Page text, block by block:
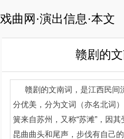
戏曲网·演出信息·本文
赣剧的
赣剧的文南词，是江西民间
分优美，分为文词（亦名北词
簧来自苏州，又称“苏滩”，因
昆曲曲头和尾声，步伐有自己的